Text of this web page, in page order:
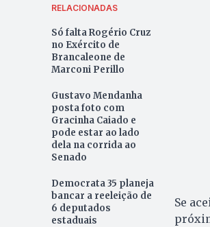
RELACIONADAS
Só falta Rogério Cruz
no Exército de
Brancaleone de
Marconi Perillo
Gustavo Mendanha
posta foto com
Gracinha Caiado e
pode estar ao lado
dela na corrida ao
Senado
Democrata 35 planeja
bancar a reeleição de
6 deputados
estaduais
Se